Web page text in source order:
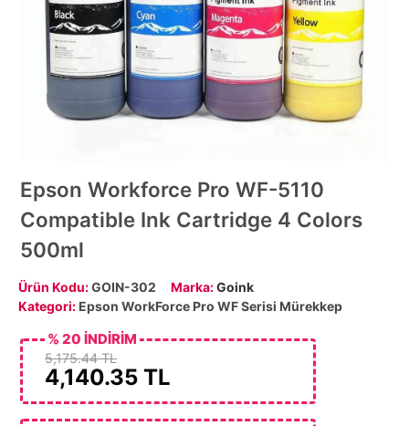
Epson Workforce Pro WF-5110
Compatible Ink Cartridge 4 Colors
500ml
Ürün Kodu:GOIN-302 Marka:Goink
Kategori: Epson WorkForce Pro WF Serisi Mürekkep
5,175.44 TL
4,140.35 TL
% 20 İNDİRİM